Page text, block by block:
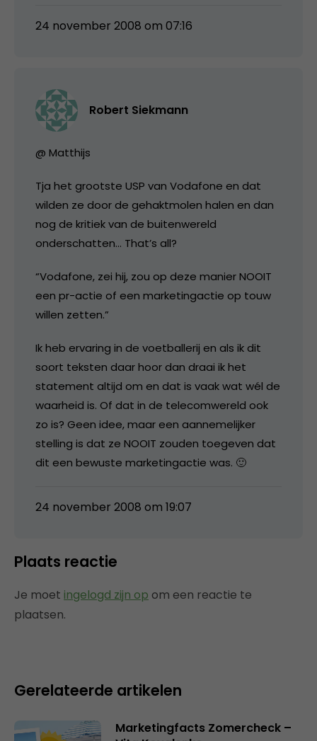
24 november 2008 om 07:16
Robert Siekmann
@ Matthijs
Tja het grootste USP van Vodafone en dat
wilden ze door de gehaktmolen halen en dan
nog de kritiek van de buitenwereld
onderschatten… That’s all?
“Vodafone, zei hij, zou op deze manier NOOIT
een pr-actie of een marketingactie op touw
willen zetten.”
Ik heb ervaring in de voetballerij en als ik dit
soort teksten daar hoor dan draai ik het
statement altijd om en dat is vaak wat wél de
waarheid is. Of dat in de telecomwereld ook
zo is? Geen idee, maar een aannemelijker
stelling is dat ze NOOIT zouden toegeven dat
dit een bewuste marketingactie was. 🙂
24 november 2008 om 19:07
Plaats reactie
Je moet ingelogd zijn op om een reactie te
plaatsen.
Gerelateerde artikelen
Marketingfacts Zomercheck –